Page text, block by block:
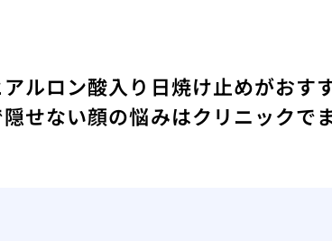
アルロン酸入り日焼け止めがおす
せない顔の悩みはクリニックで